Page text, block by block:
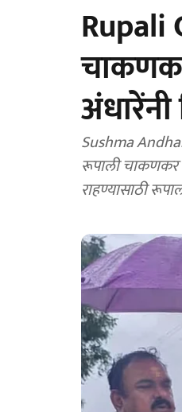
Rupali
Sushma
रूपाली चाकणकर
राहण्यासाठी